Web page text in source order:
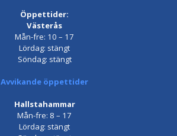
Öppettider:
Västerås
Mån-fre: 10 – 17
Lördag: stängt
Söndag: stängt
Avvikande öppettider
Hallstahammar
Mån-fre: 8 – 17
Lördag: stängt